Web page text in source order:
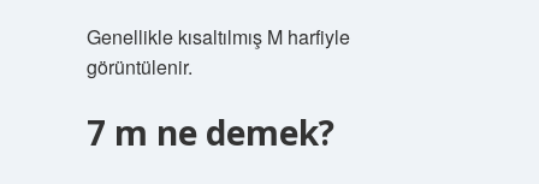
Genellikle kısaltılmış M harfiyle
görüntülenir.
7 m ne demek?